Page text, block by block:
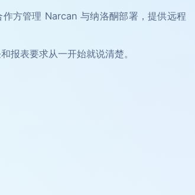
方管理 Narcan 与纳洛酮部署，提供远程
报表要求从一开始就说清楚。